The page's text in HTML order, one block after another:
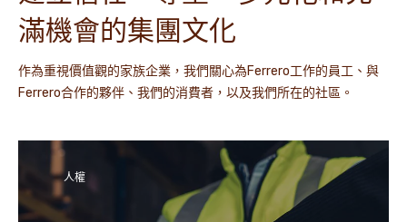
滿機會的集團文化
作為重視價值觀的家族企業，我們關心為Ferrero工作的員工、與
Ferrero合作的夥伴、我們的消費者，以及我們所在的社區。
人權